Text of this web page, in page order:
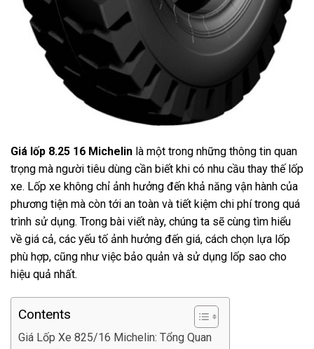
Giá lốp 8.25 16 Michelin là một trong những thông tin quan
trọng mà người tiêu dùng cần biết khi có nhu cầu thay thế lốp
xe. Lốp xe không chỉ ảnh hưởng đến khả năng vận hành của
phương tiện mà còn tới an toàn và tiết kiệm chi phí trong quá
trình sử dụng. Trong bài viết này, chúng ta sẽ cùng tìm hiểu
về giá cả, các yếu tố ảnh hưởng đến giá, cách chọn lựa lốp
phù hợp, cũng như việc bảo quản và sử dụng lốp sao cho
hiệu quả nhất.
Contents
Giá Lốp Xe 825/16 Michelin: Tổng Quan